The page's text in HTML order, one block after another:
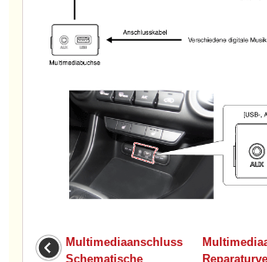
Multimediaanschluss
Schematische